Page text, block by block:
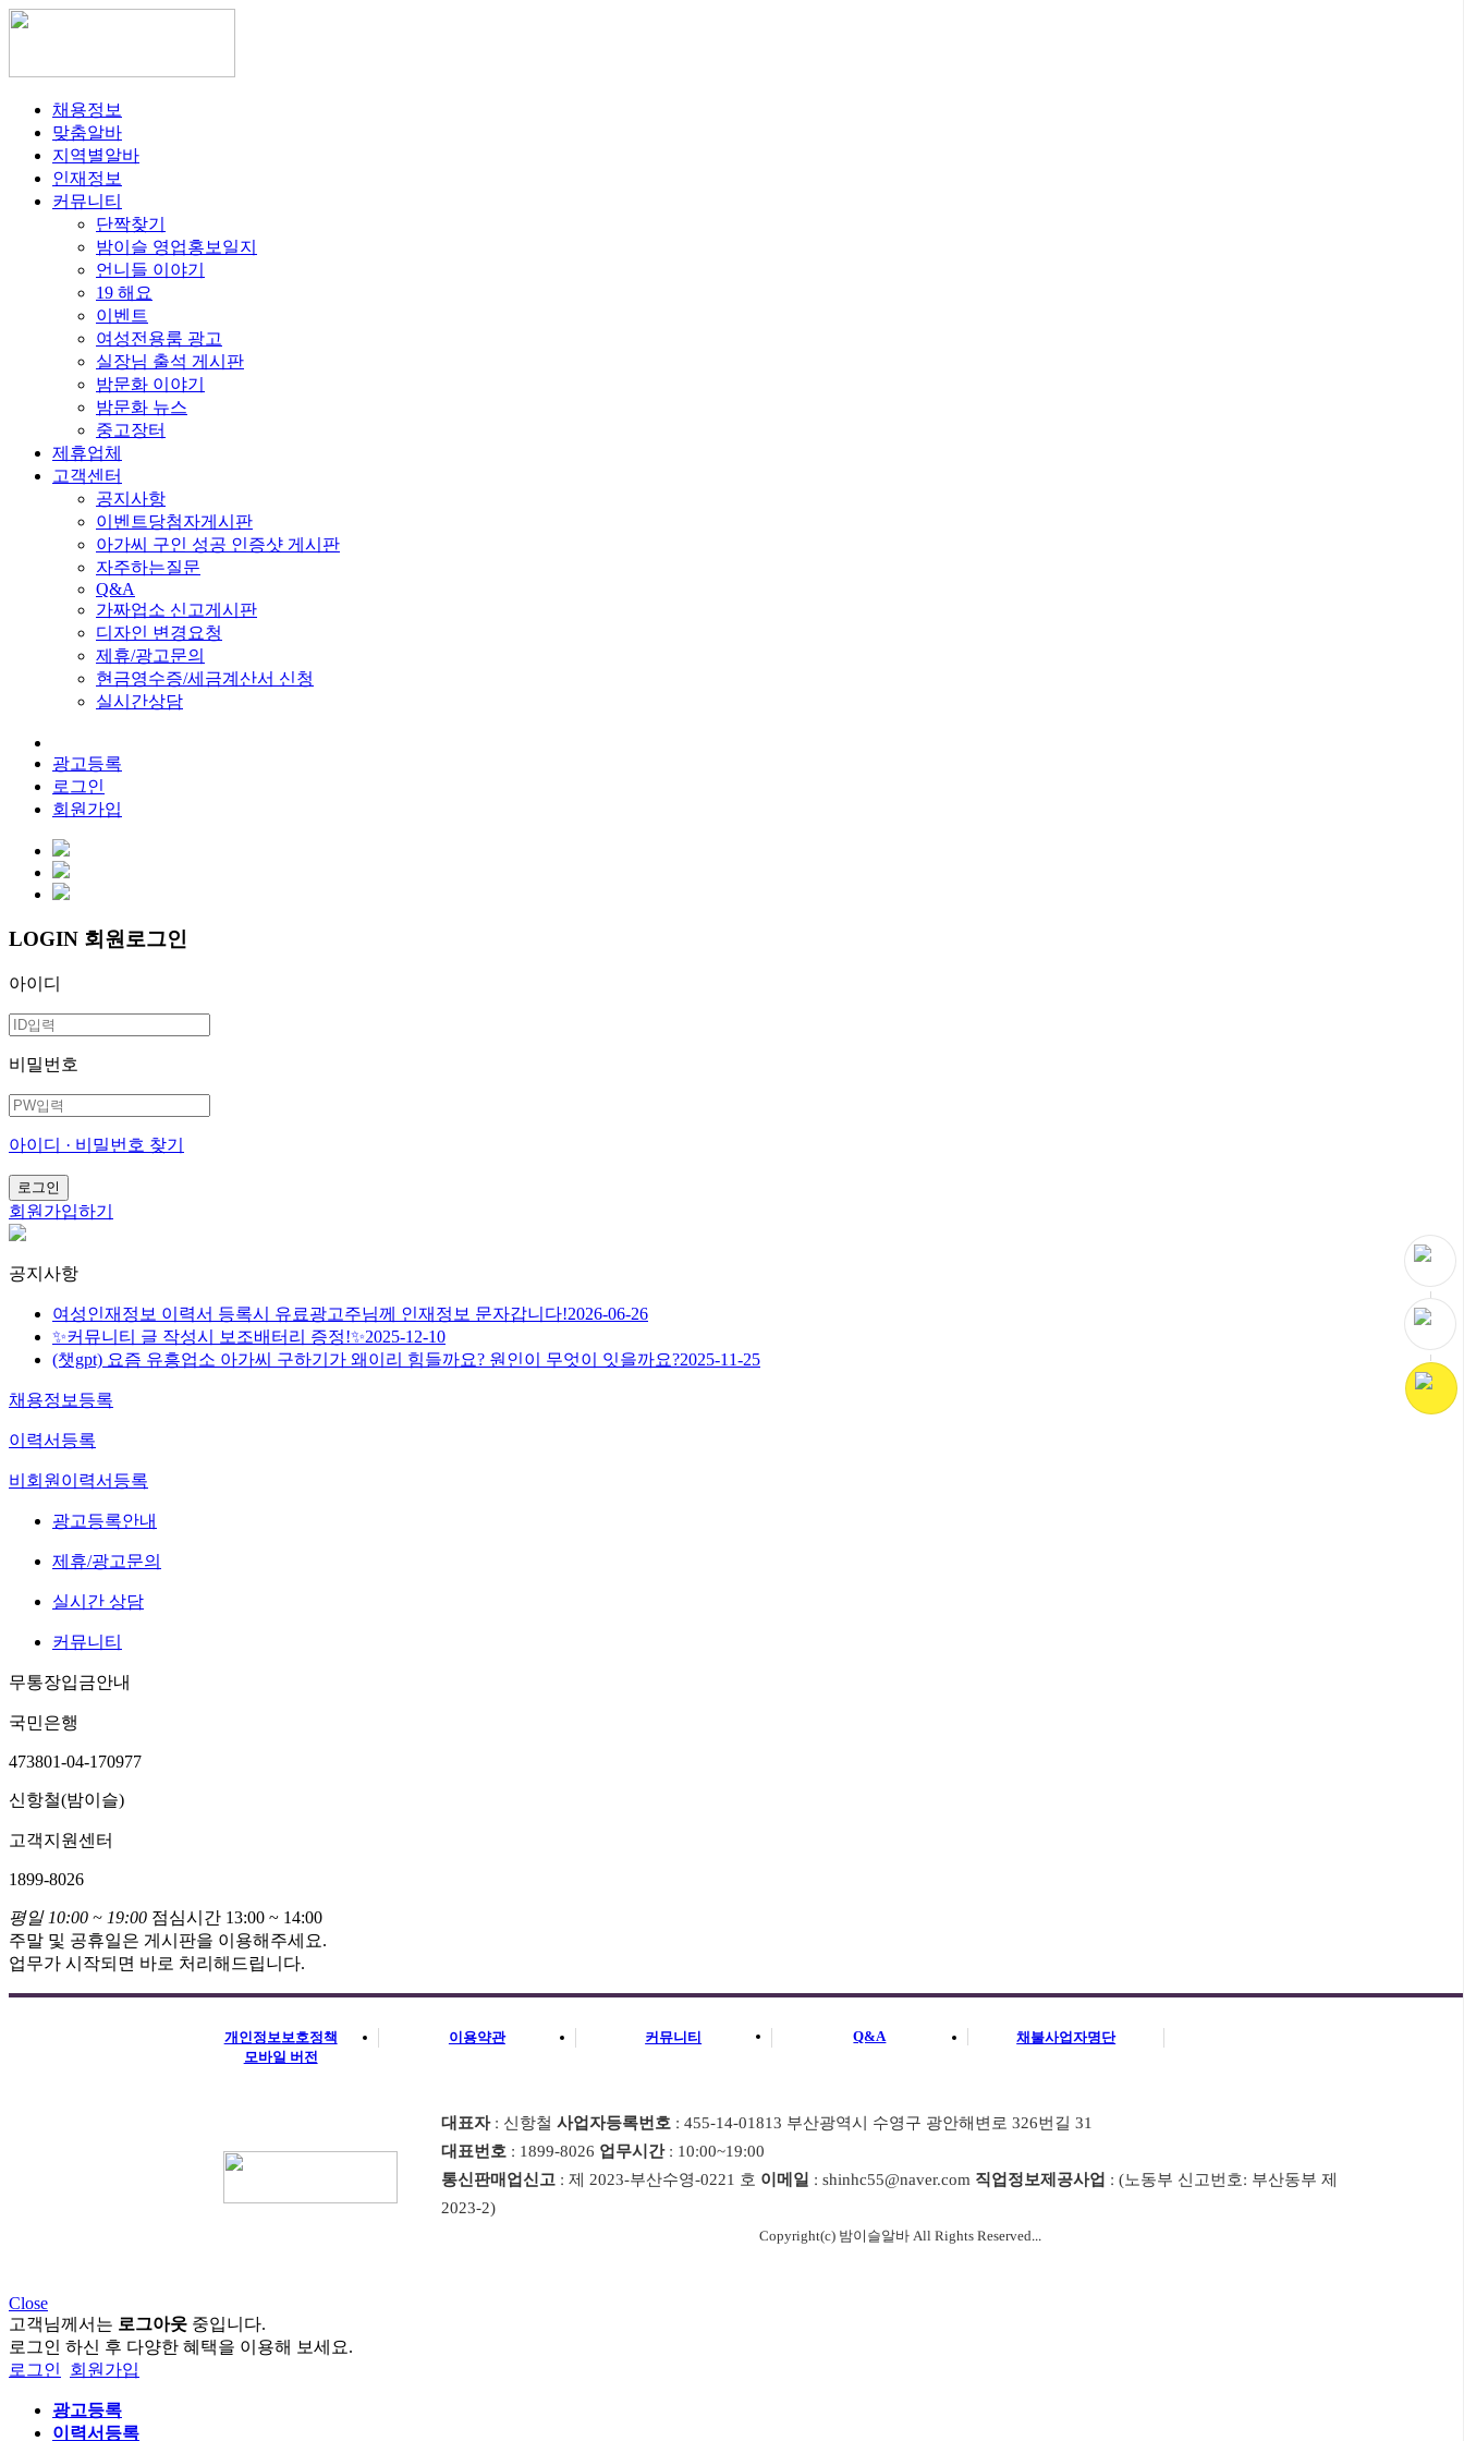
채용정보
맞춤알바
지역별알바
인재정보
커뮤니티
단짝찾기
밤이슬 영업홍보일지
언니들 이야기
19 해요
이벤트
여성전용룸 광고
실장님 출석 게시판
밤문화 이야기
밤문화 뉴스
중고장터
제휴업체
고객센터
공지사항
이벤트당첨자게시판
아가씨 구인 성공 인증샷 게시판
자주하는질문
Q&A
가짜업소 신고게시판
디자인 변경요청
제휴/광고문의
현금영수증/세금계산서 신청
실시간상담
광고등록
로그인
회원가입
LOGIN 회원로그인
아이디
비밀번호
아이디 · 비밀번호 찾기
회원가입하기
공지사항
여성인재정보 이력서 등록시 유료광고주님께 인재정보 문자갑니다!2026-06-26
✨커뮤니티 글 작성시 보조배터리 증정!✨2025-12-10
(챗gpt) 요즘 유흥업소 아가씨 구하기가 왜이리 힘들까요? 원인이 무엇이 잇을까요?2025-11-25
채용정보등록
이력서등록
비회원이력서등록
광고등록안내
제휴/광고문의
실시간 상담
커뮤니티
무통장입금안내
국민은행
473801-04-170977
신항철(밤이슬)
고객지원센터
1899-8026
평일 10:00 ~ 19:00 점심시간 13:00 ~ 14:00
주말 및 공휴일은 게시판을 이용해주세요.
업무가 시작되면 바로 처리해드립니다.
개인정보보호정책 이용약관 커뮤니티 Q&A
채불사업자명단
모바일 버전
대표자: 신항철사업자등록번호 : 455-14-01813 부산광역시 수영구 광안해변로 326번길 31
대표번호 : 1899-8026 업무시간: 10:00~19:00
통신판매업신고: 제 2023-부산수영-0221 호 이메일 : shinhc55@naver.com 직업정보제공사업 : (노동부 신고번호: 부산동부 제
2023-2)
Copyright(c) 밤이슬알바 All Rights Reserved...
Close
고객님께서는 로그아웃 중입니다.
로그인 하신 후 다양한 혜택을 이용해 보세요.
로그인
회원가입
광고등록
이력서등록